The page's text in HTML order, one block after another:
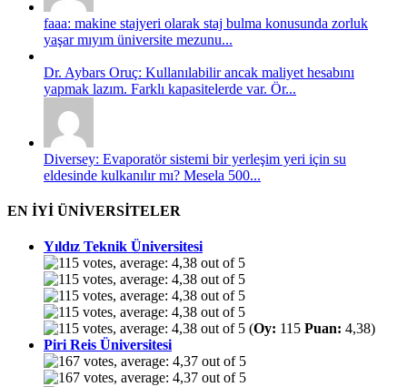
faaa: makine stajyeri olarak staj bulma konusunda zorluk
yaşar mıyım üniversite mezunu...
Dr. Aybars Oruç: Kullanılabilir ancak maliyet hesabını
yapmak lazım. Farklı kapasitelerde var. Ör...
Diversey: Evaporatör sistemi bir yerleşim yeri için su
eldesinde kulkanılır mı? Mesela 500...
EN İYİ ÜNİVERSİTELER
Yıldız Teknik Üniversitesi
(Oy: 115 Puan: 4,38)
Piri Reis Üniversitesi